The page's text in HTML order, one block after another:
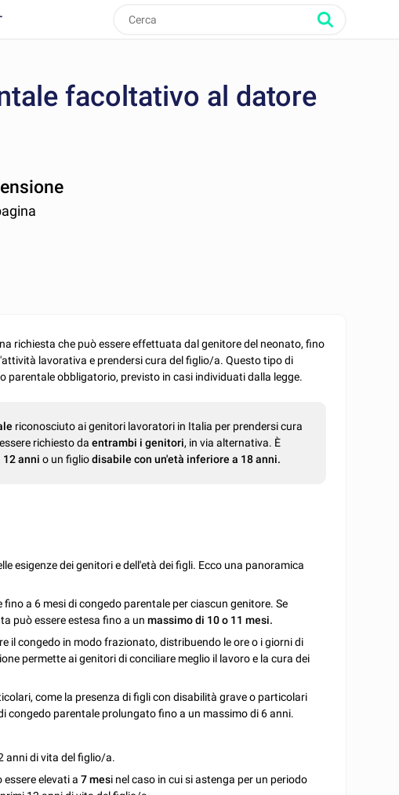
facoltativo al datore
richiesta che può essere effettuata dal genitore del neonato, fino
lavorativa e prendersi cura del figlio/a. Questo tipo di
parentale obbligatorio, previsto in casi individuati dalla legge.
riconosciuto ai genitori lavoratori in Italia per prendersi cura
richiesto daentrambi i genitori, in via alternativa. È
anni o un figliodisabile con un'età inferiore a 18 anni.
esigenze dei genitori e dell'età dei figli. Ecco una panoramica
fino a 6 mesi di congedo parentale per ciascun genitore. Se
può essere estesa fino a unmassimo di 10 o 11 mesi.
il congedo in modo frazionato, distribuendo le ore o i giorni di
permette ai genitori di conciliare meglio il lavoro e la cura dei
come la presenza di figli con disabilità grave o particolari
congedo parentale prolungato fino a un massimo di 6 anni.
anni di vita del figlio/a.
essereelevati a 7 mesi nel caso in cui si astenga per un periodo